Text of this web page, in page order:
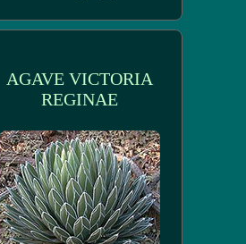
AGAVE VICTORIA
REGINAE